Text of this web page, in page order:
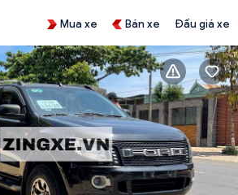
Mua xe Bán xe Đấu giá xe